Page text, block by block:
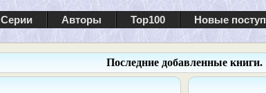
Серии Авторы Top100 Новые
Последние добавленные книги.